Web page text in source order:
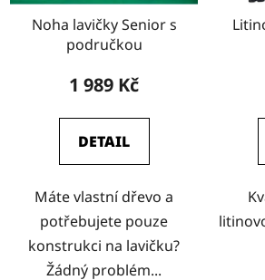
Noha lavičky Senior s
područkou
1 989 Kč
DETAIL
Máte vlastní dřevo a
potřebujete pouze
konstrukci na lavičku?
Žádný problém...